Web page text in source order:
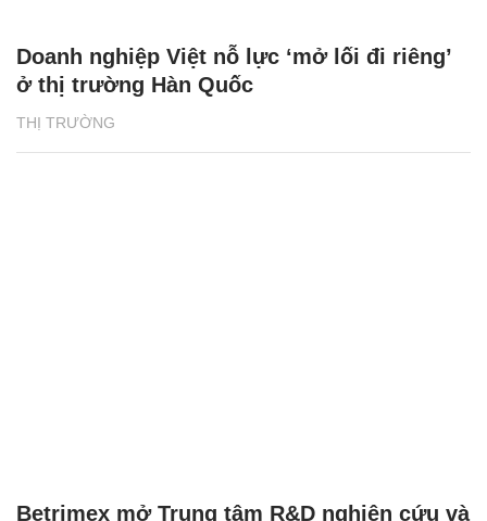
THỊ TRƯỜNG
Doanh nghiệp Việt nỗ lực ‘mở lối đi riêng’
ở thị trường Hàn Quốc
Betrimex mở Trung tâm R&D nghiên cứu và